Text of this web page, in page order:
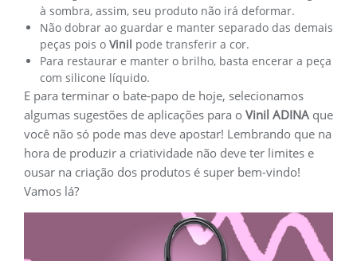
à sombra, assim, seu produto não irá deformar.
Não dobrar ao guardar e manter separado das demais
peças pois o Vinil pode transferir a cor.
Para restaurar e manter o brilho, basta encerar a peça
com silicone líquido.
E para terminar o bate-papo de hoje, selecionamos
algumas sugestões de aplicações para o Vinil ADINA que
você não só pode mas deve apostar! Lembrando que na
hora de produzir a criatividade não deve ter limites e
ousar na criação dos produtos é super bem-vindo!
Vamos lá?